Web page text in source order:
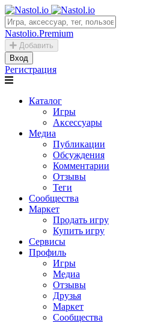
Nastolio.Premium
Добавить
Вход
Регистрация
Каталог
Игры
Аксессуары
Медиа
Публикации
Обсуждения
Комментарии
Отзывы
Теги
Сообщества
Маркет
Продать игру
Купить игру
Сервисы
Профиль
Игры
Медиа
Отзывы
Друзья
Маркет
Сообщества